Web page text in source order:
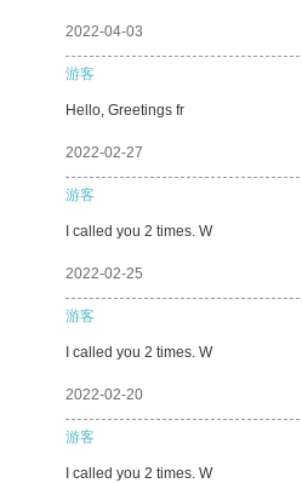
2022-04-03
游客
Hello, Greetings fr
2022-02-27
游客
I called you 2 times. W
2022-02-25
游客
I called you 2 times. W
2022-02-20
游客
I called you 2 times. W